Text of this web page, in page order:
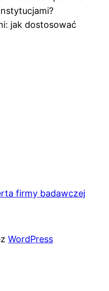
jak dostosować
firmy badawczej
WordPress